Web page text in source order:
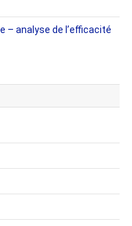
– analyse de l’efficacité